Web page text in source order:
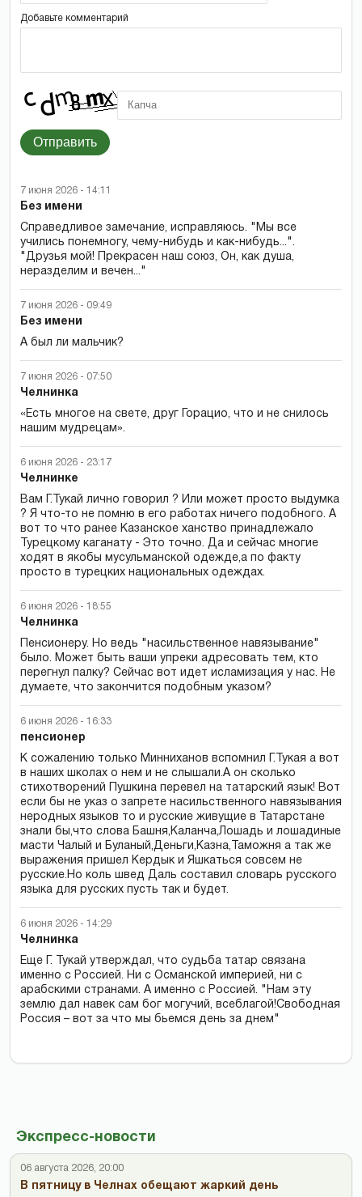
Экспресс-новости
06 августа 2026, 20:00
В пятницу в Челнах обещают жаркий день
Добавьте комментарий
Отправить
7 июня 2026 - 14:11
Без имени
Справедливое замечание, исправляюсь. "Мы все
учились понемногу, чему-нибудь и как-нибудь...".
"Друзья мой! Прекрасен наш союз, Он, как душа,
неразделим и вечен..."
7 июня 2026 - 09:49
Без имени
А был ли мальчик?
7 июня 2026 - 07:50
Челнинка
«Есть многое на свете, друг Горацио, что и не снилось
нашим мудрецам».
6 июня 2026 - 23:17
Челнинке
Вам Г.Тукай лично говорил ? Или может просто выдумка
? Я что-то не помню в его работах ничего подобного. А
вот то что ранее Казанское ханство принадлежало
Турецкому каганату - Это точно. Да и сейчас многие
ходят в якобы мусульманской одежде,а по факту
просто в турецких национальных одеждах.
6 июня 2026 - 18:55
Челнинка
Пенсионеру. Но ведь "насильственное навязывание"
было. Может быть ваши упреки адресовать тем, кто
перегнул палку? Сейчас вот идет исламизация у нас. Не
думаете, что закончится подобным указом?
6 июня 2026 - 16:33
пенсионер
К сожалению только Минниханов вспомнил Г.Тукая а вот
в наших школах о нем и не слышали.А он сколько
стихотворений Пушкина перевел на татарский язык! Вот
если бы не указ о запрете насильственного навязывания
неродных языков то и русские живущие в Татарстане
знали бы,что слова Башня,Каланча,Лошадь и лошадиные
масти Чалый и Буланый,Деньги,Казна,Таможня а так же
выражения пришел Кердык и Яшкаться совсем не
русские.Но коль швед Даль составил словарь русского
языка для русских пусть так и будет.
6 июня 2026 - 14:29
Челнинка
Еще Г. Тукай утверждал, что судьба татар связана
именно с Россией. Ни с Османской империей, ни с
арабскими странами. А именно с Россией. "Нам эту
землю дал навек сам бог могучий, всеблагой!Свободная
Россия – вот за что мы бьемся день за днем"